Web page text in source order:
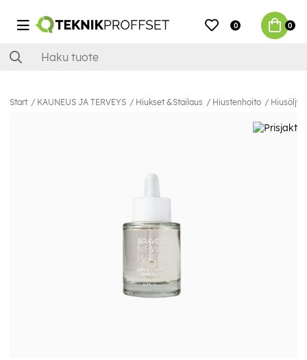
0 0
Start KAUNEUS JA TERVEYS Hiukset &Stailaus Hiustenhoito Hiusöljy